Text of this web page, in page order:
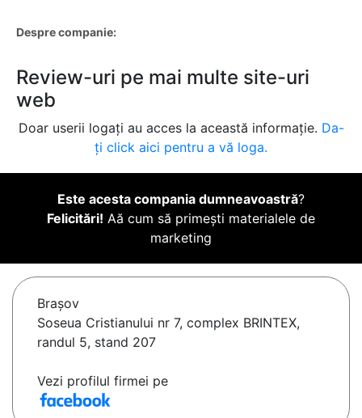
Despre companie:
Review-uri pe mai multe site-uri
web
Doar userii logați au acces la această informație. Da-
ți click aici pentru a vă loga.
Este acesta compania dumneavoastră?
Felicitări! Aă cum să primești materialele de
marketing
Braşov
Soseua Cristianului nr 7, complex BRINTEX,
randul 5, stand 207
Vezi profilul firmei pe